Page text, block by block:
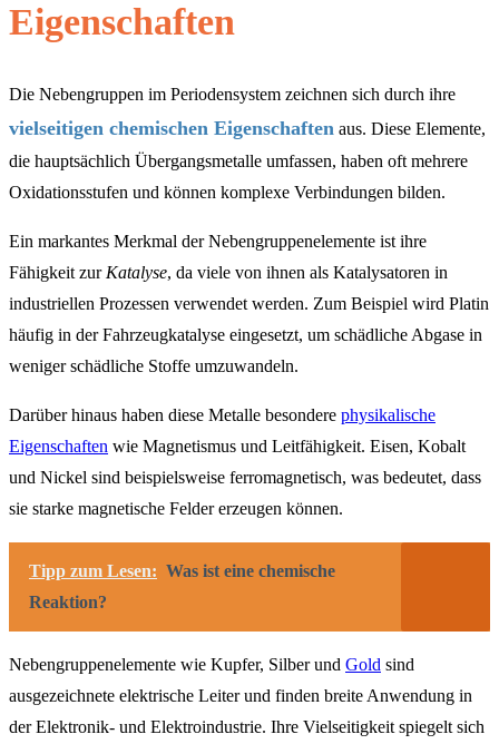
Eigenschaften
Die Nebengruppen im Periodensystem zeichnen sich durch ihre
vielseitigen chemischen Eigenschaften aus. Diese Elemente,
die hauptsächlich Übergangsmetalle umfassen, haben oft mehrere
Oxidationsstufen und können komplexe Verbindungen bilden.
Ein markantes Merkmal der Nebengruppenelemente ist ihre
Fähigkeit zurKatalyse, da viele von ihnen als Katalysatoren in
industriellen Prozessen verwendet werden. Zum Beispiel wird Platin
häufig in der Fahrzeugkatalyse eingesetzt, um schädliche Abgase in
weniger schädliche Stoffe umzuwandeln.
Darüber hinaus haben diese Metalle besondere physikalische
Eigenschaften wie Magnetismus und Leitfähigkeit. Eisen, Kobalt
und Nickel sind beispielsweise ferromagnetisch, was bedeutet, dass
sie starke magnetische Felder erzeugen können.
Tipp zum Lesen: Was ist eine chemische
Reaktion?
Nebengruppenelemente wie Kupfer, Silber und Gold sind
ausgezeichnete elektrische Leiter und finden breite Anwendung in
der Elektronik- und Elektroindustrie. Ihre Vielseitigkeit spiegelt sich